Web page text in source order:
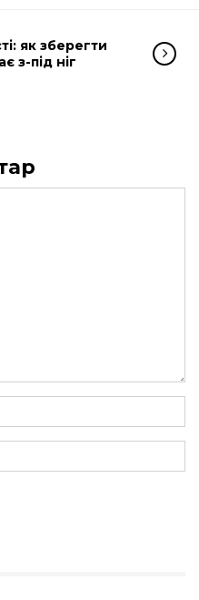
як зберегти
з-під ніг